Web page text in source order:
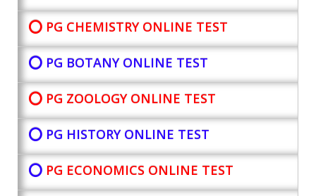
⭕ PG CHEMISTRY ONLINE TEST
⭕ PG BOTANYONLINE TEST
⭕ PG ZOOLOGY ONLINE TEST
⭕ PG HISTORY ONLINE TEST
⭕ PG ECONOMICS ONLINE TEST